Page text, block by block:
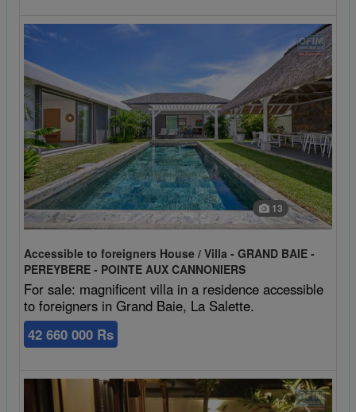
13
Accessible to foreigners House / Villa - GRAND BAIE -
PEREYBERE - POINTE AUX CANNONIERS
For sale: magnificent villa in a residence accessible
to foreigners in Grand Baie, La Salette.
42 660 000 Rs